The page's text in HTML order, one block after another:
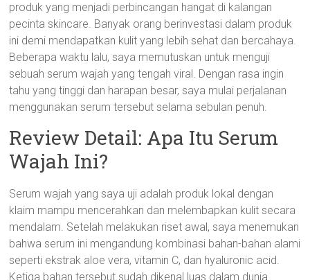
produk yang menjadi perbincangan hangat di kalangan
pecinta skincare. Banyak orang berinvestasi dalam produk
ini demi mendapatkan kulit yang lebih sehat dan bercahaya.
Beberapa waktu lalu, saya memutuskan untuk menguji
sebuah serum wajah yang tengah viral. Dengan rasa ingin
tahu yang tinggi dan harapan besar, saya mulai perjalanan
menggunakan serum tersebut selama sebulan penuh.
Review Detail: Apa Itu Serum
Wajah Ini?
Serum wajah yang saya uji adalah produk lokal dengan
klaim mampu mencerahkan dan melembapkan kulit secara
mendalam. Setelah melakukan riset awal, saya menemukan
bahwa serum ini mengandung kombinasi bahan-bahan alami
seperti ekstrak aloe vera, vitamin C, dan hyaluronic acid.
Ketiga bahan tersebut sudah dikenal luas dalam dunia